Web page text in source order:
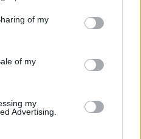
of my
of my
my
Advertising.
είναι ένας τύπος
καταλήγει στο
.